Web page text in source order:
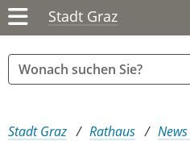
Stadt Graz
Sie sind hier:
Stadt Graz Rathaus